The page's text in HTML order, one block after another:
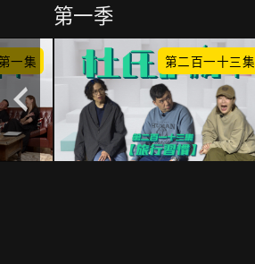
第一季
一集 第二百一十三集